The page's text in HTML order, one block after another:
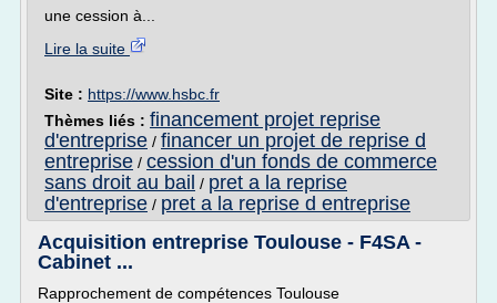
une cession à...
Lire la suite
Site : https://www.hsbc.fr
Thèmes liés : financement projet reprise
d'entreprise / financer un projet de reprise d
entreprise / cession d'un fonds de commerce
sans droit au bail / pret a la reprise
d'entreprise / pret a la reprise d entreprise
Acquisition entreprise Toulouse - F4SA -
Cabinet ...
Rapprochement de compétences Toulouse